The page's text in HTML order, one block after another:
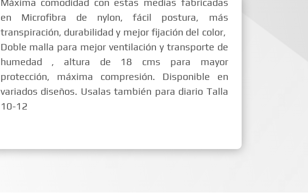
Máxima comodidad con estas medias fabricadas
en Microfibra de nylon, fácil postura, más
transpiración, durabilidad y mejor fijación del color,
Doble malla para mejor ventilación y transporte de
humedad , altura de 18 cms para mayor
protección, máxima compresión. Disponible en
variados diseños. Usalas también para diario Talla
10-12